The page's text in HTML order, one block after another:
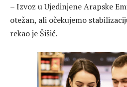
– Izvoz u Ujedinjene Arapske
otežan, ali očekujemo
rekao je Šišić.